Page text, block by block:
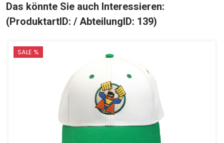
Das könnte Sie auch Interessieren:
(ProduktartID: / AbteilungID: 139)
SALE %